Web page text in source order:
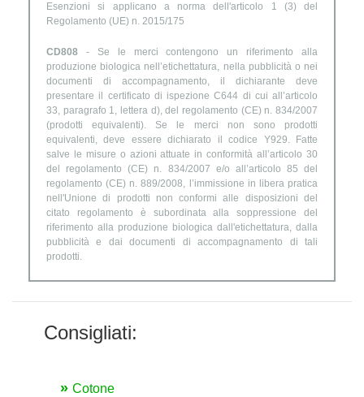
Esenzioni si applicano a norma dell'articolo 1 (3) del
Regolamento (UE) n. 2015/175
CD808 - Se le merci contengono un riferimento alla
produzione biologica nell’etichettatura, nella pubblicità o nei
documenti di accompagnamento, il dichiarante deve
presentare il certificato di ispezione C644 di cui all’articolo
33, paragrafo 1, lettera d), del regolamento (CE) n. 834/2007
(prodotti equivalenti). Se le merci non sono prodotti
equivalenti, deve essere dichiarato il codice Y929. Fatte
salve le misure o azioni attuate in conformità all’articolo 30
del regolamento (CE) n. 834/2007 e/o all’articolo 85 del
regolamento (CE) n. 889/2008, l’immissione in libera pratica
nell'Unione di prodotti non conformi alle disposizioni del
citato regolamento è subordinata alla soppressione del
riferimento alla produzione biologica dall'etichettatura, dalla
pubblicità e dai documenti di accompagnamento di tali
prodotti.
Consigliati:
Cotone